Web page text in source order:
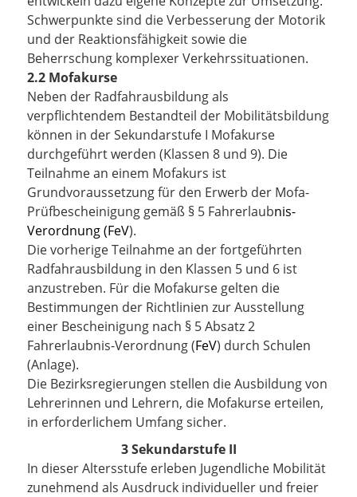
Schwerpunkte sind die Verbesserung der Motorik
und der Reaktionsfähigkeit sowie die
Beherrschung komplexer Verkehrssituationen.
2.2 Mofakurse
Neben der Radfahrausbildung als
verpflichtendem Bestandteil der Mobilitätsbildung
können in der Sekundarstufe I Mofakurse
durchgeführt werden (Klassen 8 und 9). Die
Teilnahme an einem Mofakurs ist
Grundvoraussetzung für den Erwerb der Mofa-
Prüfbescheinigung gemäß § 5 Fahrerlaubnis-
Verordnung (FeV).
Die vorherige Teilnahme an der fortgeführten
Radfahrausbildung in den Klassen 5 und 6 ist
anzustreben. Für die Mofakurse gelten die
Bestimmungen der Richtlinien zur Ausstellung
einer Bescheinigung nach § 5 Absatz 2
Fahrerlaubnis-Verordnung (FeV) durch Schulen
(Anlage).
Die Bezirksregierungen stellen die Ausbildung von
Lehrerinnen und Lehrern, die Mofakurse erteilen,
in erforderlichem Umfang sicher.
3 Sekundarstufe II
In dieser Altersstufe erleben Jugendliche Mobilität
zunehmend als Ausdruck individueller und freier